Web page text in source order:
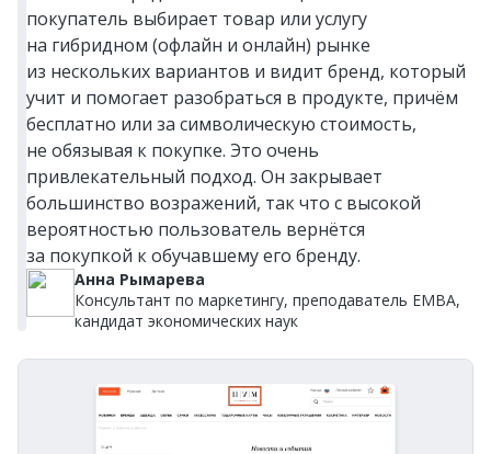
покупатель выбирает товар или услугу
на гибридном (офлайн и онлайн) рынке
из нескольких вариантов и видит бренд, который
учит и помогает разобраться в продукте, причём
бесплатно или за символическую стоимость,
не обязывая к покупке. Это очень
привлекательный подход. Он закрывает
большинство возражений, так что с высокой
вероятностью пользователь вернётся
за покупкой к обучавшему его бренду.
Анна Рымарева
Консультант по маркетингу, преподаватель EMBA,
кандидат экономических наук